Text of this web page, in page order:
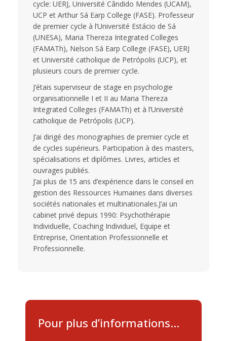
cycle: UERJ, Université Cândido Mendes (UCAM),
UCP et Arthur Sá Earp College (FASE). Professeur
de premier cycle à l’Université Estácio de Sá
(UNESA), Maria Thereza Integrated Colleges
(FAMATh), Nelson Sá Earp College (FASE), UERJ
et Université catholique de Petrópolis (UCP), et
plusieurs cours de premier cycle.
J’étais superviseur de stage en psychologie
organisationnelle I et II au Maria Thereza
Integrated Colleges (FAMATh) et à l’Université
catholique de Petrópolis (UCP).
J’ai dirigé des monographies de premier cycle et
de cycles supérieurs. Participation à des masters,
spécialisations et diplômes. Livres, articles et
ouvrages publiés.
J’ai plus de 15 ans d’expérience dans le conseil en
gestion des Ressources Humaines dans diverses
sociétés nationales et multinationales.J’ai un
cabinet privé depuis 1990: Psychothérapie
Individuelle, Coaching Individuel, Equipe et
Entreprise, Orientation Professionnelle et
Professionnelle.
Pour plus d’informations…